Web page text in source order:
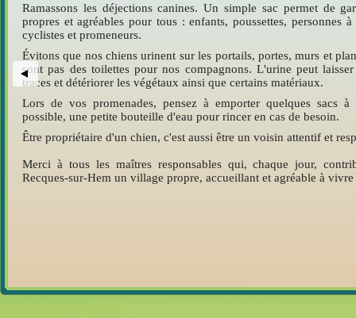
Ramassons les déjections canines. Un simple sac permet de
propres et agréables pour tous : enfants, poussettes, personnes
cyclistes et promeneurs.
Évitons que nos chiens urinent sur les portails, portes, murs et
sont pas des toilettes pour nos compagnons. L'urine peut
traces et détériorer les végétaux ainsi que certains matériaux.
Lors de vos promenades, pensez à emporter quelques sacs
possible, une petite bouteille d'eau pour rincer en cas de besoin.
Être propriétaire d'un chien, c'est aussi être un voisin attentif et
Merci à tous les maîtres responsables qui, chaque jour,
Recques-sur-Hem un village propre, accueillant et agréable à